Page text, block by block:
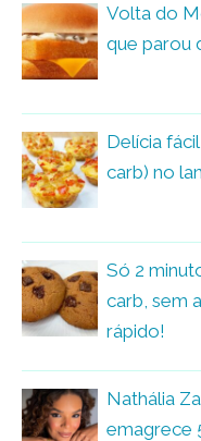
Volta do
que parou
Delícia
carb) no
Só 2
carb, sem
rápido!
Nathália
emagrece